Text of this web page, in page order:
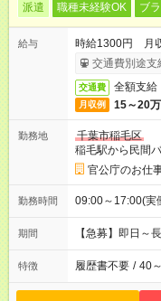
派遣 職種未経験OK ブ
給与
時給1300円 月
交通費別途支
交通費 全額支給
月収例 15～20
勤務地
千葉市稲毛区
稲毛駅から民間
官公庁のお仕
勤務時間 09:00～17:00(
期間 【急募】即日
特徴 履歴書不要 / 40